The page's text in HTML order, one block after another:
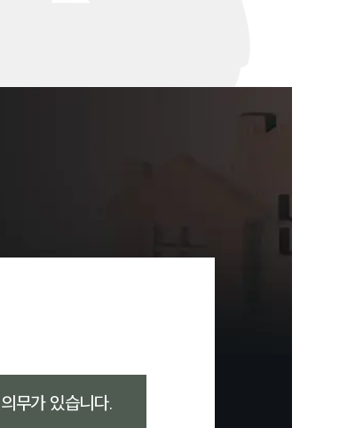
무가 있습니다.